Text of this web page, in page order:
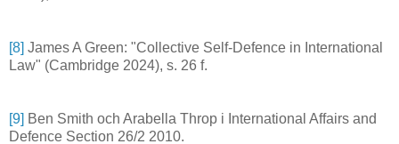
[8] James A Green: "Collective Self-Defence in International
Law" (Cambridge 2024), s. 26 f.
[9] Ben Smith och Arabella Throp i International Affairs and
Defence Section 26/2 2010.